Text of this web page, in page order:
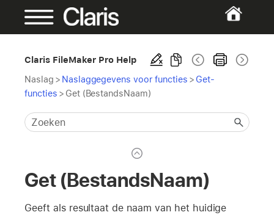
Claris FileMaker Pro Help
Naslag > Naslaggegevens voor functies > Get-
functies > Get (BestandsNaam)
Get (BestandsNaam)
Geeft als resultaat de naam van het huidige